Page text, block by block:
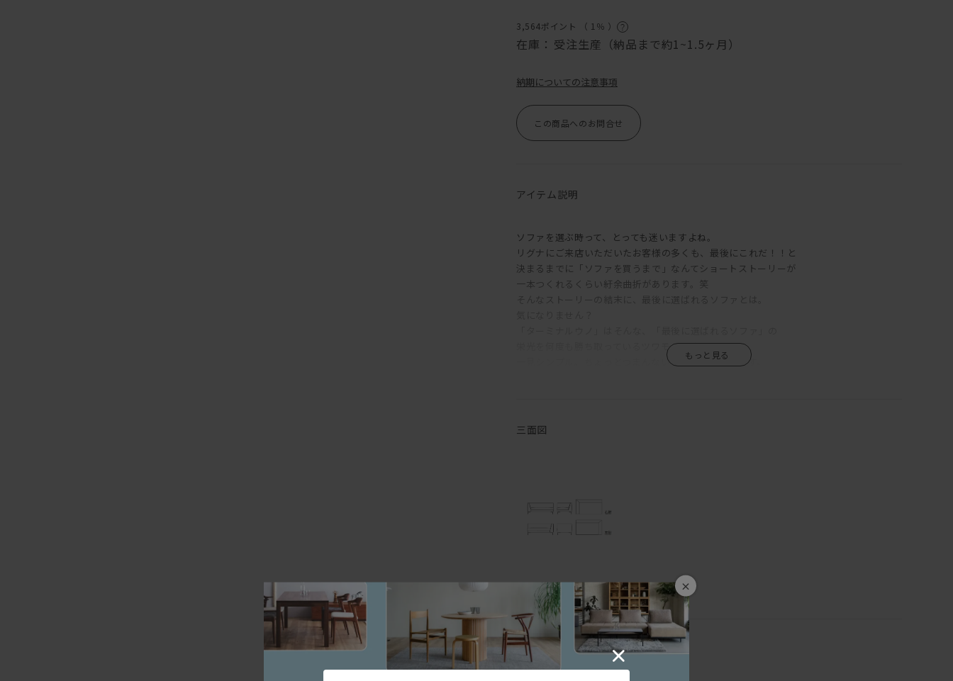
×
3,564ポイント （ 1％ ）
在庫： 受注生産（納品まで約1~1.5ヶ月）
納期についての注意事項
この商品へのお問合せ
アイテム説明
ソファを選ぶ時って、とっても迷いますよね。
リグナにご来店いただいたお客様の多くも、最後にこれだ！！と
決まるまでに「ソファを買うまで」なんてショートストーリーが
一本つくれるくらい紆余曲折があります。笑
栄光を何度も勝ち取っているツワモノです。
一見シンプル。ちょっとつまんないくらいシンプルです。
か空手とかに長けていて強いパターンのやつですね。ギャップです。
様々な姿勢でくつろぐことができます。
人間は20-30分程度同じ体勢でいると筋肉が疲れてくるそうで、
無意識に体勢を変えたり、座りなおしたりしています。
ドライクリーニングはもちろん、ご自宅の洗濯機で洗える
ウォッシャブル仕様の張地もあります！細かいところだと思うでしょう？
でもどんなにかっこいいソファでも、簡単に取り替えられない本体に
コーヒーなどをこぼしたら大変面倒な事態になります。
泣きながら再度工場に戻して張り直してもらわなくてはいけません。
送料とか修理代とか凄くかかります。
フルカバーリングのこいつなら、どこにこぼしても大丈夫です。
三面図
スペック